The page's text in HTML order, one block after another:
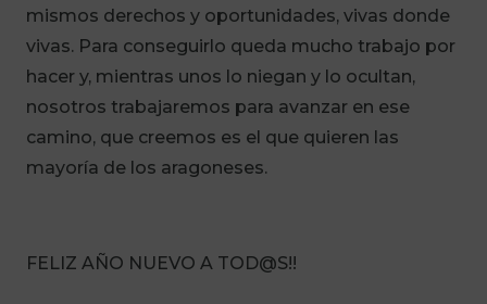
mismos derechos y oportunidades, vivas donde
vivas. Para conseguirlo queda mucho trabajo por
hacer y, mientras unos lo niegan y lo ocultan,
nosotros trabajaremos para avanzar en ese
camino, que creemos es el que quieren las
mayoría de los aragoneses.
FELIZ AÑO NUEVO A TOD@S!!